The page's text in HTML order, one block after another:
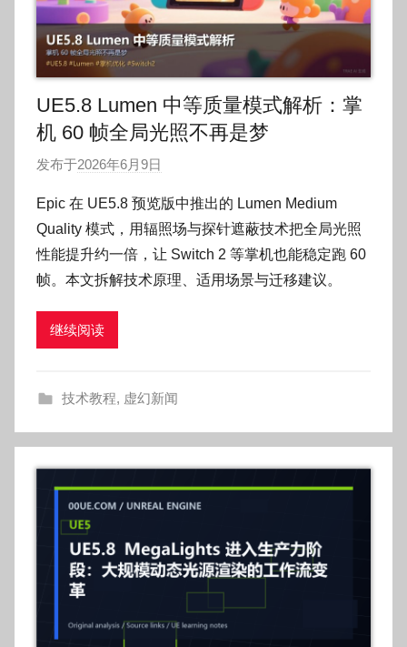
UE5.8 Lumen 中等质量模式解析：掌
机 60 帧全局光照不再是梦
发布于2026年6月9日
:
O
k
g
o
Epic 在 UE5.8 预览版中推出的 Lumen Medium
Quality 模式，用辐照场与探针遮蔽技术把全局光照
性能提升约一倍，让 Switch 2 等掌机也能稳定跑 60
帧。本文拆解技术原理、适用场景与迁移建议。
继续阅读
技术教程, 虚幻新闻